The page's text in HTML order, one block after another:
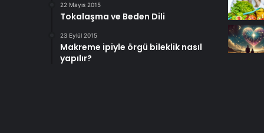
22 Mayıs 2015
Tokalaşma ve Beden Dili
23 Eylül 2015
Makreme ipiyle örgü bileklik nasıl
yapılır?